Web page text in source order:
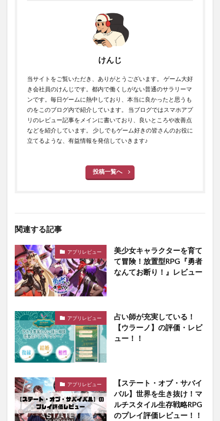
けんじ
当サイトをご覧いただき、ありがとうございます。 ゲーム大好
き会社員のけんじです。都内で働くしがない普通のサラリーマ
ンです。毎日ゲームに熱中しており、本当に良かったと思うも
のをこのブログ内で紹介しています。 当ブログではスマホアプ
リのレビュー記事をメインに書いており、良いところや改善点
などを紹介しています。 少しでもゲーム好きの皆さんのお役に
立てるような、有益情報を発信していきます♪
投稿一覧へ
関連する記事
アプリレビュー
美少女キャラクターを育て
て冒険！放置型RPG『勇者
なんてお断り！』レビュー
アプリレビュー
占い師が充実している！
【ウラーノ】の評価・レビ
ュー！！
アプリレビュー
【ステート・オブ・サバイ
バル】世界を生き抜け！マ
ルチスタイル生存戦略RPG
のプレイ評価レビュー！！